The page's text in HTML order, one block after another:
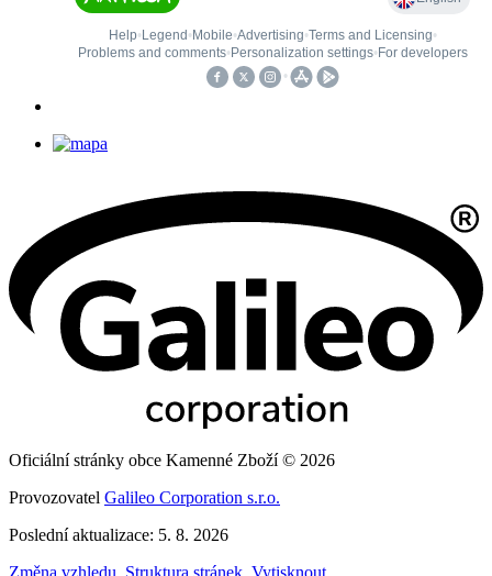
Oficiální stránky obce Kamenné Zboží © 2026
Provozovatel Galileo Corporation s.r.o.
Poslední aktualizace: 5. 8. 2026
Změna vzhledu Struktura stránek Vytisknout